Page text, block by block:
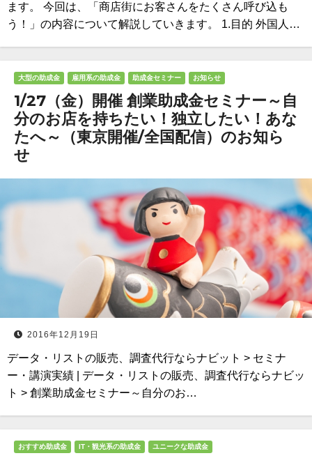
ます。 今回は、「商店街にお客さんをたくさん呼び込も
う！」の内容について解説していきます。 1.目的 外国人…
大型の助成金 雇用系の助成金 助成金セミナー お知らせ
1/27（金）開催 創業助成金セミナー～自
分のお店を持ちたい！独立したい！あな
たへ～（東京開催/全国配信）のお知ら
せ
2016年12月19日
データ・リストの販売、調査代行ならナビット > セミナ
ー・講演実績 | データ・リストの販売、調査代行ならナビッ
ト > 創業助成金セミナー～自分のお…
おすすめ助成金 IT・観光系の助成金 ユニークな助成金